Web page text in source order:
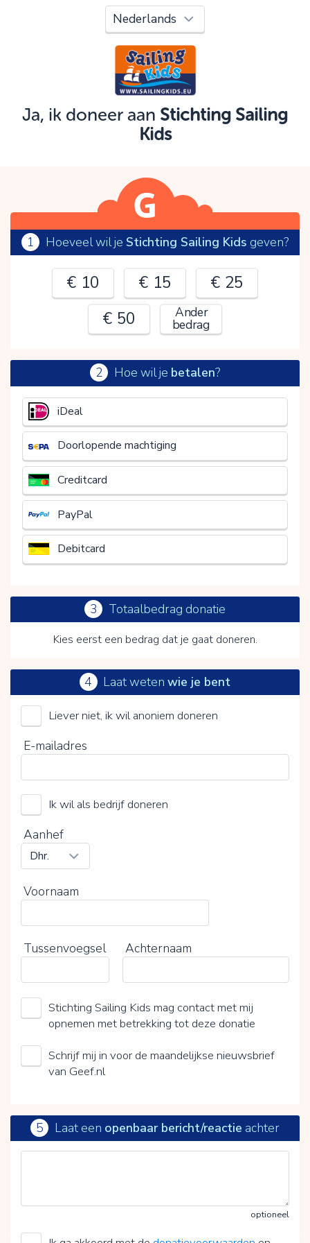
Ja, ik doneer aan Stichting Sailing
Kids
1 Hoeveel wil je Stichting Sailing Kids geven?
€ 10 € 15
€ 25
€ 50
Ander
bedrag
€
2 Hoe wil je betalen?
iDeal
Doorlopende machtiging
Creditcard
PayPal
Debitcard
3 Totaalbedrag donatie
Kies eerst een bedrag dat je gaat doneren.
Stichting Sailing Kids
Kies je vrijwillige bijdrage
0%
4 Laat wetenwie je bent
Liever niet, ik wil anoniem doneren
E-mailadres
Ik wil als bedrijf doneren
Aanhef
Voornaam
Tussenvoegsel Achternaam
Stichting Sailing Kids mag contact met mij
opnemen met betrekking tot deze donatie
Schrijf mij in voor de maandelijkse nieuwsbrief
van Geef.nl
5 Laat een openbaar bericht/reactie achter
optioneel
Oeps!
Je kunt nog niet verder vanwege:
Controleer en verbeter je invoer en probeer het
OK